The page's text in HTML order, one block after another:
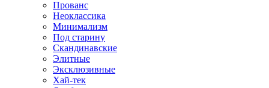
Прованс
Неоклассика
Минимализм
Под старину
Скандинавские
Элитные
Эксклюзивные
Хай-тек